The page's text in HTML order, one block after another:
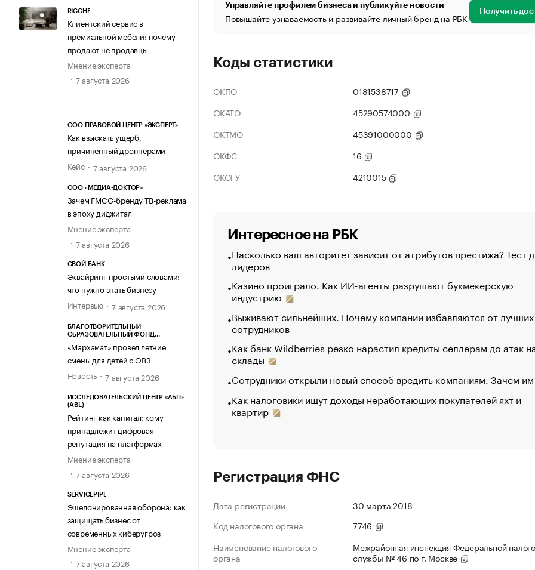
RICCHE
Клиентский сервис в
премиальной мебели: почему
продают не продавцы
Мнение эксперта
7 августа 2026
ООО ПРАВОВОЙ ЦЕНТР «ЭКСПЕРТ»
Как взыскать ущерб,
причиненный дропперами
Кейс
7 августа 2026
ООО «МЕДИА-ДОКТОР»
Зачем FMCG-бренду ТВ-реклама
в эпоху диджитал
Мнение эксперта
7 августа 2026
СВОЙ БАНК
Эквайринг простыми словами:
что нужно знать бизнесу
Интервью
7 августа 2026
БЛАГОТВОРИТЕЛЬНЫЙ
ОБРАЗОВАТЕЛЬНЫЙ ФОНД
«Мархамат» провел летние
смены для детей с ОВЗ
Новость
7 августа 2026
ИССЛЕДОВАТЕЛЬСКИЙ ЦЕНТР «АБП»
(ABL)
Рейтинг как капитал: кому
принадлежит цифровая
репутация на платформах
Мнение эксперта
7 августа 2026
SERVICEPIPE
Эшелонированная оборона: как
защищать бизнес от
современных киберугроз
Мнение эксперта
7 августа 2026
Управляйте профилем бизнеса и публикуйте новости
Повышайте узнаваемость и развивайте личный бренд на РБК Получить
Коды статистики
ОКПО
0181538717
ОКАТО
45290574000
ОКТМО
45391000000
ОКФС
16
ОКОГУ
4210015
Интересное на РБК
Насколько ваш авторитет зависит от атрибутов престижа? Тест
лидеров
Казино проиграло. Как ИИ-агенты разрушают букмекерскую
индустрию
Выживают сильнейших. Почему компании избавляются от лучших
сотрудников
Как банк Wildberries резко нарастил кредиты селлерам до атак
склады
Сотрудники открыли новый способ вредить компаниям. Зачем
Как налоговики ищут доходы неработающих покупателей яхт и
квартир
Регистрация ФНС
Дата регистрации
30 марта 2018
Код налогового органа
7746
Наименование налогового
органа
Межрайонная инспекция Федеральной
службы № 46 по г. Москве